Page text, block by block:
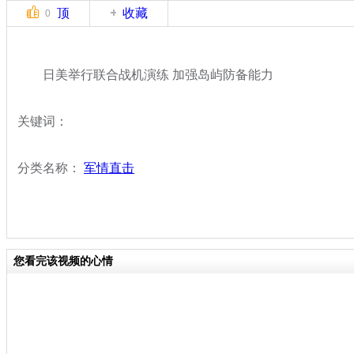
0 顶 收藏
日美举行联合战机演练 加强岛屿防备能力
关键词：
分类名称： 军情直击
您看完该视频的心情